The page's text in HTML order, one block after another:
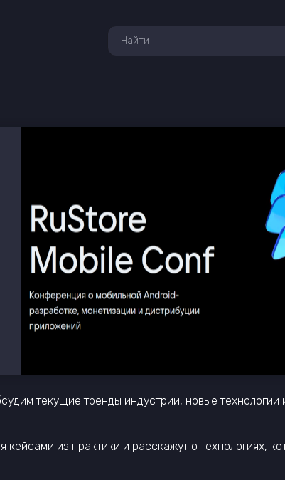
текущие тренды индустрии, новые технологии
из практики и расскажут о технологиях,